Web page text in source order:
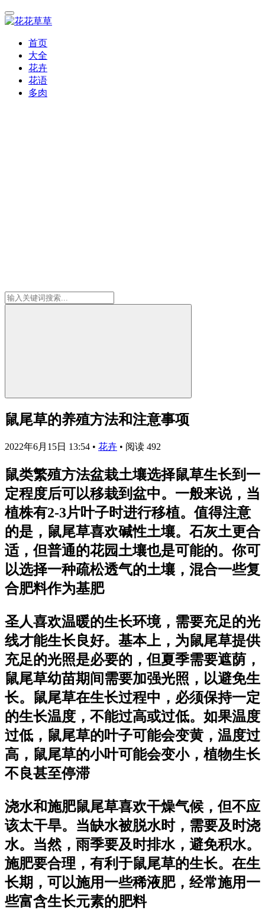
首页
大全
花卉
花语
多肉
鼠尾草的养殖方法和注意事项
2022年6月15日 13:54 • 花卉 • 阅读 492
鼠类繁殖方法盆栽土壤选择鼠草生长到一
定程度后可以移栽到盆中。一般来说，当
植株有2-3片叶子时进行移植。值得注意
的是，鼠尾草喜欢碱性土壤。石灰土更合
适，但普通的花园土壤也是可能的。你可
以选择一种疏松透气的土壤，混合一些复
合肥料作为基肥
圣人喜欢温暖的生长环境，需要充足的光
线才能生长良好。基本上，为鼠尾草提供
充足的光照是必要的，但夏季需要遮荫，
鼠尾草幼苗期间需要加强光照，以避免生
长。鼠尾草在生长过程中，必须保持一定
的生长温度，不能过高或过低。如果温度
过低，鼠尾草的叶子可能会变黄，温度过
高，鼠尾草的小叶可能会变小，植物生长
不良甚至停滞
浇水和施肥鼠尾草喜欢干燥气候，但不应
该太干旱。当缺水被脱水时，需要及时浇
水。当然，雨季要及时排水，避免积水。
施肥要合理，有利于鼠尾草的生长。在生
长期，可以施用一些稀液肥，经常施用一
些富含生长元素的肥料